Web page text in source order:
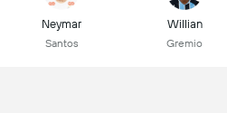
Neymar
Santos
Willian
Gremio